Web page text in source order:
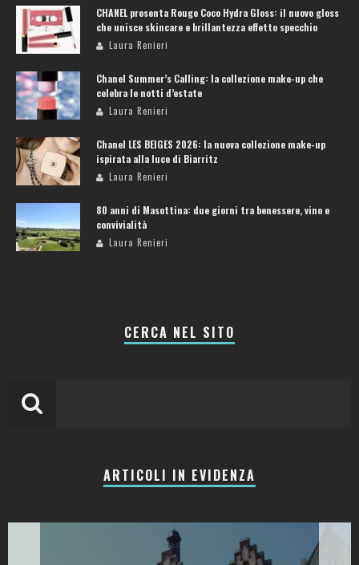
CHANEL presenta Rouge Coco Hydra Gloss: il nuovo gloss
che unisce skincare e brillantezza effetto specchio
Laura Renieri
Chanel Summer’s Calling: la collezione make-up che
celebra le notti d’estate
Laura Renieri
Chanel LES BEIGES 2026: la nuova collezione make-up
ispirata alla luce di Biarritz
Laura Renieri
80 anni di Masottina: due giorni tra benessere, vino e
convivialità
Laura Renieri
CERCA NEL SITO
ARTICOLI IN EVIDENZA